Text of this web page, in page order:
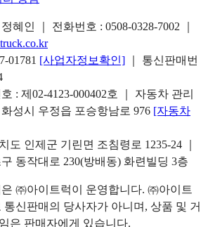
혜인 ｜ 전화번호 : 0508-0328-7002
01781 [사업자정보확인]
｜ 통신판매번
: 제02-4123-000402호 ｜ 자동차 관리
성시 우정읍 포승항남로 976 [자동차
도 인제군 기린면 조침령로 1235-24 ｜
동작대로 230(방배동) 화련빌딩 3층
㈜아이트럭이 운영합니다. ㈜아이트
신판매의 당사자가 아니며, 상품 및 거
은 판매자에게 있습니다.